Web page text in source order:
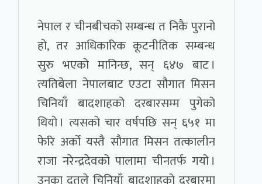
नेपाल र चीनबीचको सम्बन्ध त निकै पुरानो
हो, तर आधिकारिक कूटनीतिक सम्बन्ध
सुरु भएको मानिन्छ, सन् ६४७ बाट ।
त्यतिबेला नेपालबाट एउटा सौगात मिसन
चिनियाँ बादशाहको दरबारसम्म पुगेको
थियो । त्यसको चार वर्षपछि सन् ६५१ मा
फेरि अर्को यस्तै सौगात मिसन तत्कालीन
राजा नरेन्द्रदेवको पालामा चीनतर्फ गयो ।